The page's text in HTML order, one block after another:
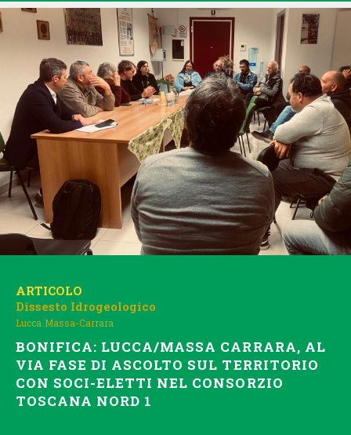
ARTICOLO
Dissesto Idrogeologico
Lucca Massa-Carrara
BONIFICA: LUCCA/MASSA CARRARA, AL
VIA FASE DI ASCOLTO SUL TERRITORIO
CON SOCI-ELETTI NEL CONSORZIO
TOSCANA NORD 1